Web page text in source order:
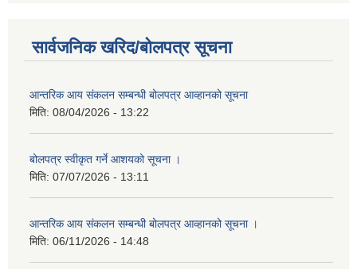
सार्वजनिक खरिद/बोलपत्र सूचना
आन्तरिक आय संकलन सम्बन्धी बोलपत्र आव्हानको सूचना
मिति: 08/04/2026 - 13:22
बोलपत्र स्वीकृत गर्ने आशयको सूचना ।
मिति: 07/07/2026 - 13:11
आन्तरिक आय संकलन सम्बन्धी बोलपत्र आव्हानको सूचना ।
मिति: 06/11/2026 - 14:48